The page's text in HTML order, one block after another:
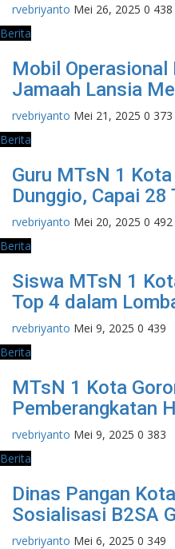
rvebriyanto Mei 26, 2025 0 438
Berita
Mobil
Jamaah Lansia
rvebriyanto Mei 21, 2025 0 373
Berita
Guru MTsN 1
Dunggio, Capai 28
rvebriyanto Mei 20, 2025 0 492
Berita
Siswa MTsN 1
Top 4 dalam
rvebriyanto Mei 9, 2025 0 439
Berita
MTsN 1 Kota
Pemberangkatan
rvebriyanto Mei 9, 2025 0 383
Berita
Dinas Pangan
Sosialisasi B2SA
rvebriyanto Mei 6, 2025 0 349